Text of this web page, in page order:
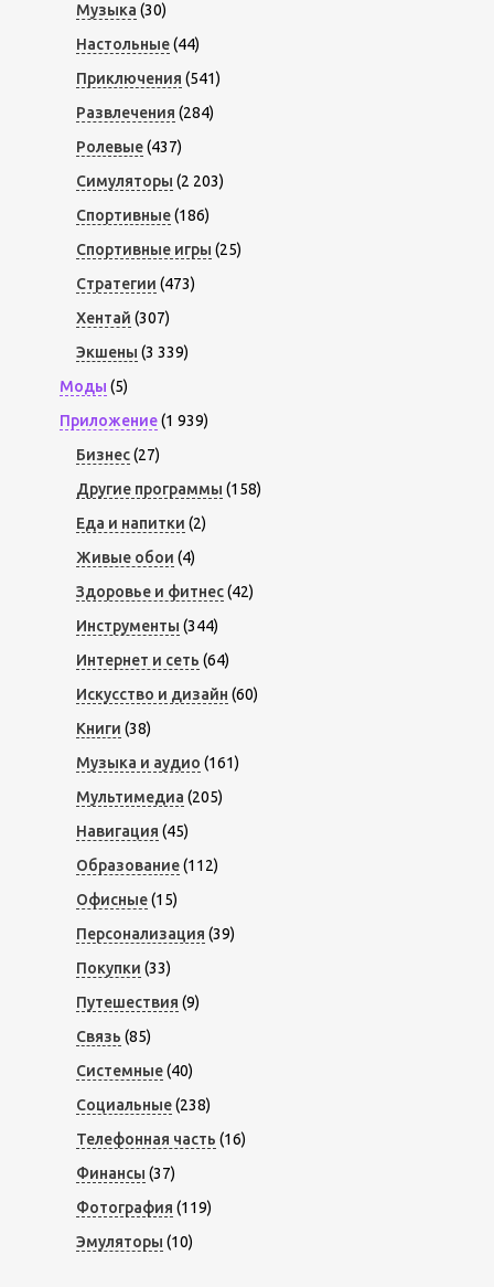
Музыка (30)
Настольные(44)
Приключения (541)
Развлечения (284)
Ролевые(437)
Симуляторы (2 203)
Спортивные(186)
Спортивные игры (25)
Стратегии (473)
Хентай (307)
Экшены (3 339)
Моды (5)
Приложение(1 939)
Бизнес(27)
Другие программы (158)
Еда и напитки (2)
Живые обои (4)
Здоровье и фитнес(42)
Инструменты (344)
Интернет и сеть (64)
Искусство и дизайн (60)
Книги (38)
Музыка и аудио (161)
Мультимедиа (205)
Навигация (45)
Образование(112)
Офисные(15)
Персонализация (39)
Покупки (33)
Путешествия (9)
Связь (85)
Системные(40)
Социальные(238)
Телефонная часть (16)
Финансы (37)
Фотография (119)
Эмуляторы (10)